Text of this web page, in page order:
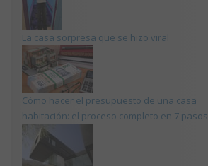
La casa sorpresa que se hizo viral
Cómo hacer el presupuesto de una casa
habitación: el proceso completo en 7 pasos